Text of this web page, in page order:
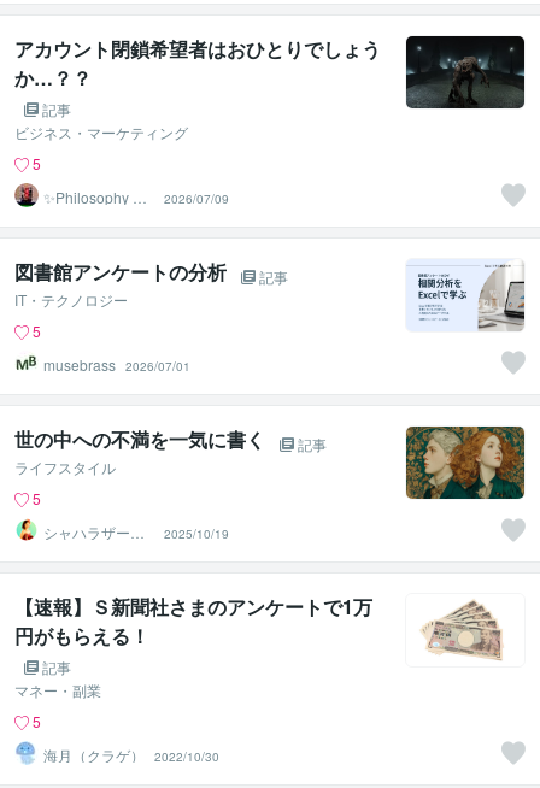
アカウント閉鎖希望者はおひとりでしょう
か…？？
記事
ビジネス・マーケティング
5
✨Philosophy Va
2026/07/09
図書館アンケートの分析
記事
IT・テクノロジー
5
musebrass 2026/07/01
世の中への不満を一気に書く
記事
ライフスタイル
5
シャハラザード
沙織
2025/10/19
【速報】Ｓ新聞社さまのアンケートで1万
円がもらえる！
記事
マネー・副業
5
海月（クラゲ）
2022/10/30